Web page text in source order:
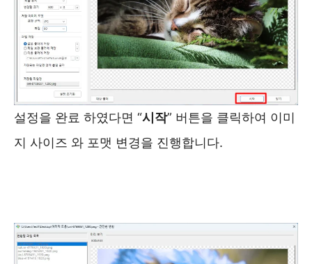
설정을 완료 하였다면 “시작” 버튼을 클릭하여 이미
지 사이즈 와 포맷 변경을 진행합니다.